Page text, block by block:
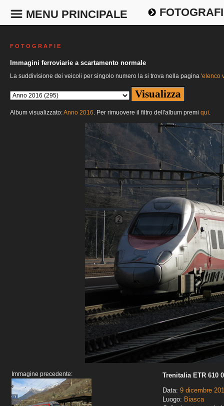
MENU PRINCIPALE
F O T O G R A F I E
Immagini ferroviarie a scartamento normale
La suddivisione dei veicoli per singolo numero la si trova nella pagina 'elenco
Album visualizzato:Anno 2016. Per rimuovere il filtro dell'album premi qui.
Immagine precedente:
Trenitalia ETR 610
Data: 9 dicembre
Luogo: Biasca